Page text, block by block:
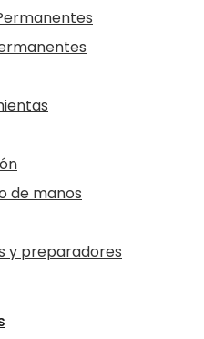
de manos
y preparadores